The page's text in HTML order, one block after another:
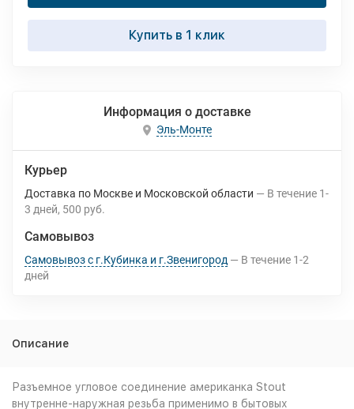
Купить в 1 клик
Информация о доставке
Эль-Монте
Курьер
Доставка по Москве и Московской области В течение 1-
3 дней 500 руб.
Самовывоз
Самовывоз с г.Кубинка и г.Звенигород В течение 1-2
дней
Описание
Разъемное угловое соединение американка Stout
внутренне-наружная резьба применимо в бытовых